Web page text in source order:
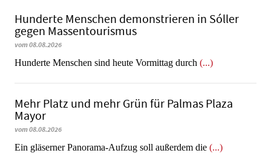
Hunderte Menschen demonstrieren in Sóller
gegen Massentourismus
vom 08.08.2026
Hunderte Menschen sind heute Vormittag durch (...)
Mehr Platz und mehr Grün für Palmas Plaza
Mayor
vom 08.08.2026
Ein gläserner Panorama-Aufzug soll außerdem die (...)